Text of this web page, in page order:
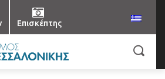
Επισκέπτης